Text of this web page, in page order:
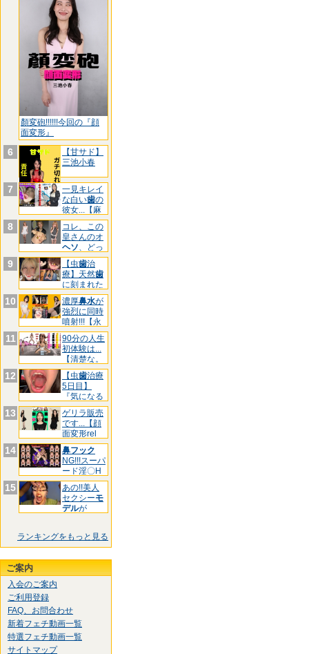
顏変砲!!!!!!今回の『顔
面変形』
6
【甘サド】
三池小春
7
一見キレイ
な白い歯の
彼女...【麻
酔
8
コレ、この
皇さんのオ
ヘソ、どっ
ちです
9 【虫歯治
療】天然歯
に刻まれた
黒印‼ゆ
10 濃厚鼻水が
強烈に同時
噴射!!!【永
久
11
90分の人生
初体験は...
【清楚な。
12 【虫歯治療
5日目】
『気になる
前歯3箇
13
ゲリラ販売
です...【顔
面変形rel
14
鼻フック
NG!!!スーパ
ード淫〇H
お
15
あの!!美人
セクシーモ
デルが
ランキングをもっと見る
ご案内
入会のご案内
ご利用登録
FAQ、お問合わせ
新着フェチ動画一覧
特選フェチ動画一覧
サイトマップ